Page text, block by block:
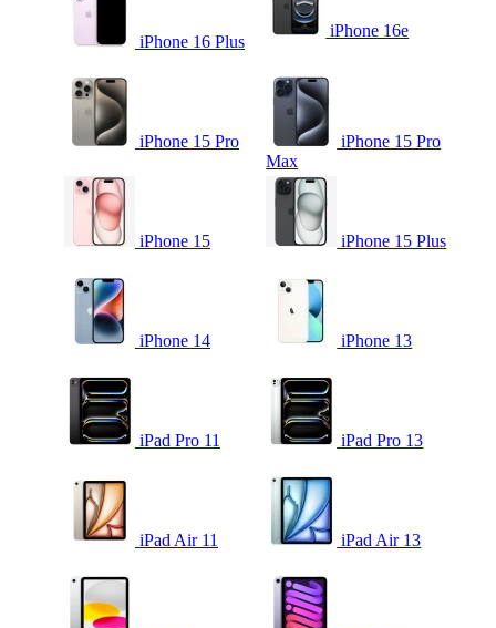
iPhone 16 Plus
iPhone 16e
iPhone 15 Pro
iPhone 15 Pro
Max
iPhone 15 iPhone 15 Plus
iPhone 14 iPhone 13
iPad Pro 11 iPad Pro 13
iPad Air 11 iPad Air 13